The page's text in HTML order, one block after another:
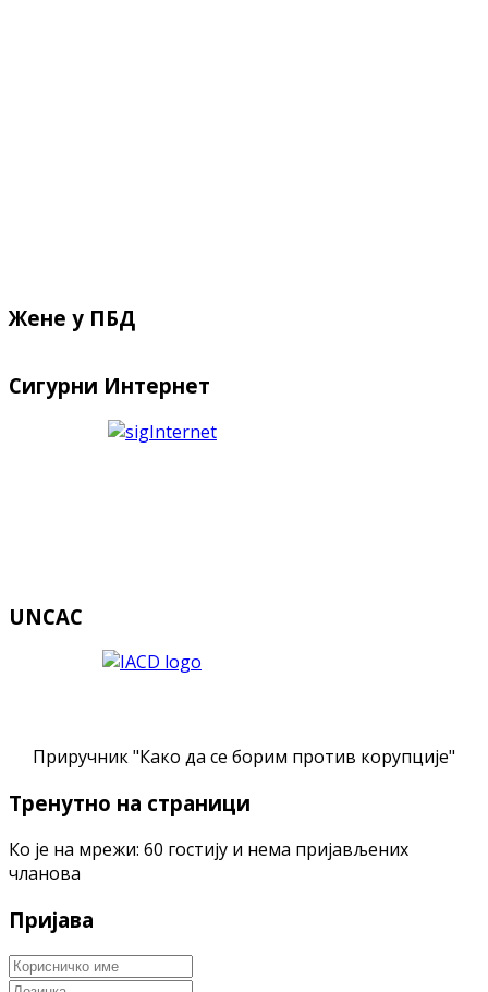
Жене у ПБД
Сигурни Интернет
UNCAC
Приручник "Како да се борим против корупције"
Тренутно на страници
Ко је на мрежи: 60 гостију и нема пријављених
чланова
Пријава